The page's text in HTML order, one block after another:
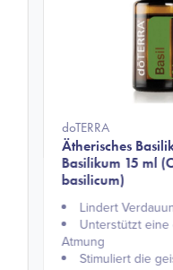
doTERRA
Ätherisches
Basilikum 15 ml
basilicum)
Lindert
Unterstützt
Atmung
Stimuliert die